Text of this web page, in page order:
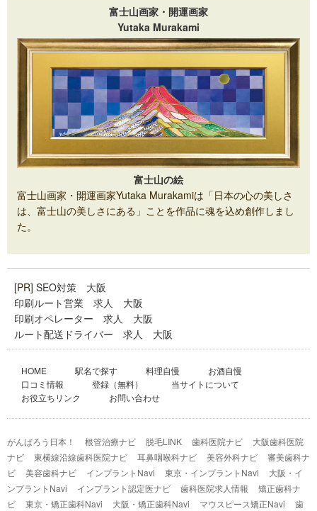
富士山画家・開運画家
Yutaka Murakami
富士山の絵
富士山画家・開運画家Yutaka Murakamiは「日本の心の美しさ
は、富士山の美しさにある」ことを作品に魂を込め創作しまし
た。
[PR] SEO対策 大阪
印刷ルート営業 求人 大阪
印刷オペレーター 求人 大阪
ルート配送ドライバー 求人 大阪
HOME 駅名で探す 料理自慢
お酒自慢
口コミ情報
登録（無料）
当サイトについて
お役立ちリンク
お問い合わせ
がんばろう日本！ 根管治療ナビ 脱毛LINK 歯科医院ナビ
大阪歯科医院
ナビ
東横線沿線歯科医院ナビ 耳鼻咽喉科ナビ 美容外科ナビ
審美歯科ナ
ビ
美容歯科ナビ インプラントNavi 東京・インプラントNavi
大阪・イ
ンプラントNavi
インプラント認定医ナビ 歯科医院求人情報
矯正歯科ナ
ビ
東京・矯正歯科Navi 大阪・矯正歯科Navi マウスピース矯正Navi 歯